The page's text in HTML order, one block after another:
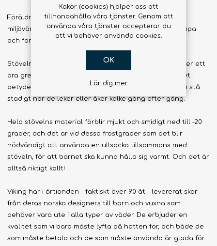
Föräldrarna älskar stöveln för att den är tillverkad av
miljövänliga material - för att den är överkomlig att köpa
och för att den kan stå emot en hård och lång vinter.
Stöveln har en sula tillverkad av material som alltid ger ett
bra grepp, oavsett om det är slask eller hård frost. Det
betyder också mycket för barnen, eftersom de då kan stå
stadigt när de leker eller åker kälke gång efter gång.
Hela stövelns material förblir mjukt och smidigt ned till -20
grader, och det är vid dessa frostgrader som det blir
nödvändigt att använda en ullsocka tillsammans med
stöveln, för att barnet ska kunna hålla sig varmt. Och det är
alltså riktigt kallt!
Viking har i årtionden - faktiskt över 90 åt - levererat skor
från deras norska designers till barn och vuxna som
behöver vara ute i alla typer av väder. De erbjuder en
kvalitet som vi bara måste lyfta på hatten för, och både de
som måste betala och de som måste använda är glada för
Kakor (cookies) hjälper oss att
tillhandahålla våra tjänster. Genom att
använda våra tjänster accepterar du
att vi behöver använda cookies.
OK
Lär dig mer